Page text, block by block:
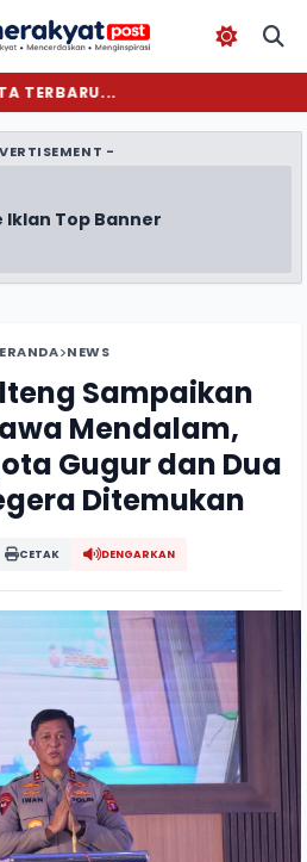
TERBARU...
-
Iklan Top Banner
NEWS
Sampaikan
Mendalam,
Gugur dan Dua
Ditemukan
CETAK DENGARKAN